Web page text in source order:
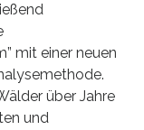
mit einer neuen
über Jahre
und